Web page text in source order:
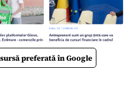
preferată în Google